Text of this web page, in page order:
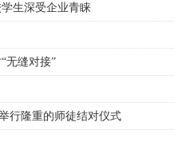
生深受企业青睐
无缝对接”
行隆重的师徒结对仪式